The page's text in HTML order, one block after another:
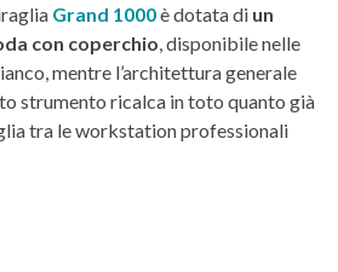
Grand 1000è dotata di un
con coperchio , disponibile nelle
mentre l’architettura generale
strumento ricalca in toto quanto già
tra le workstation professionali